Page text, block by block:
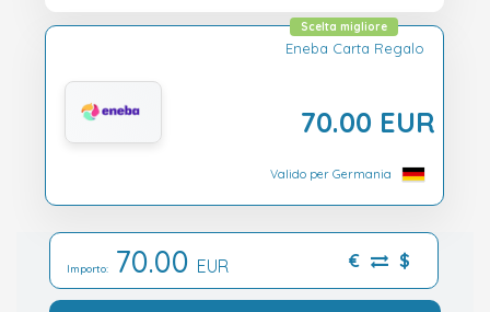
Eneba Carta Regalo
70.00 EUR
Scelta migliore
Valido per Germania
Importo: 70.00 EUR € $